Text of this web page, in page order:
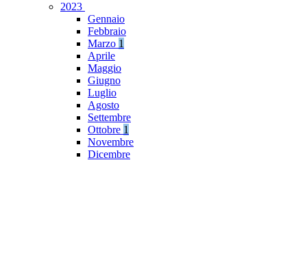
2023
Gennaio
Febbraio
Marzo 1
Aprile
Maggio
Giugno
Luglio
Agosto
Settembre
Ottobre 1
Novembre
Dicembre